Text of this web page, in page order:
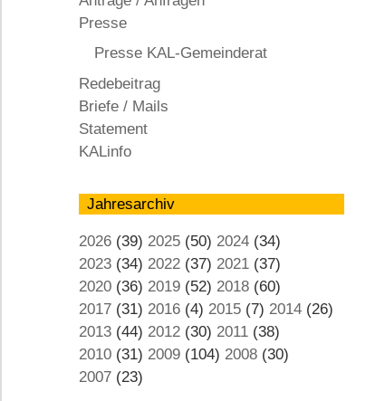
KAL
Presse
Presse KAL-Gemeinderat
Redebeitrag
Briefe / Mails
Statement
KALinfo
Jahresarchiv
2026 (39) 2025 (50) 2024 (34)
2023 (34) 2022 (37) 2021 (37)
2020 (36) 2019 (52) 2018 (60)
2017 (31) 2016 (4) 2015 (7) 2014 (26)
2013 (44) 2012 (30) 2011 (38)
2010 (31) 2009 (104) 2008 (30)
2007 (23)